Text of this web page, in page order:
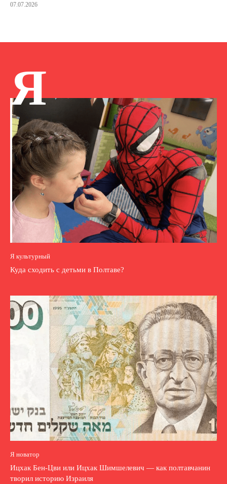
07.07.2026
Я
Я культурный
Куда сходить с детьми в Полтаве?
Я новатор
Ицхак Бен-Цви или Ицхак Шимшелевич — как полтавчанин
творил историю Израиля